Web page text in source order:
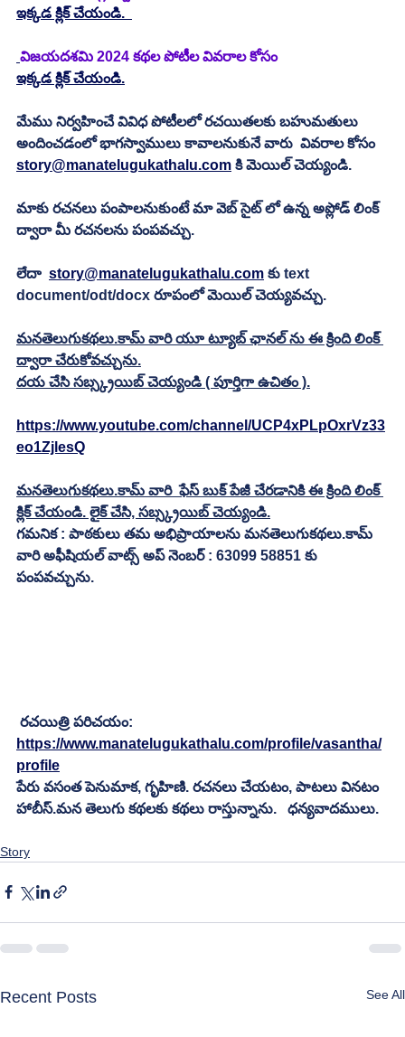
ఇక్కడ క్లిక్ చేయండి.
విజయదశమి 2024 కథల పోటీల వివరాల కోసం
ఇక్కడ క్లిక్ చేయండి.
మేము నిర్వహించే వివిధ పోటీలలో రచయితలకు బహుమతులు
అందించడంలో భాగస్వాములు కావాలనుకునే వారు  వివరాల కోసం
story@manatelugukathalu.com కి మెయిల్ చెయ్యండి.
మాకు రచనలు పంపాలనుకుంటే మా వెబ్ సైట్ లో ఉన్న అప్లోడ్ లింక్
ద్వారా మీ రచనలను పంపవచ్చు.
లేదా story@manatelugukathalu.com కు text
document/odt/docx రూపంలో మెయిల్ చెయ్యవచ్చు.
మనతెలుగుకథలు.కామ్ వారి యూ ట్యూబ్ ఛానల్ ను ఈ క్రింది లింక్
ద్వారా చేరుకోవచ్చును.
దయ చేసి సబ్స్క్రయిబ్ చెయ్యండి ( పూర్తిగా ఉచితం ).
https://www.youtube.com/channel/UCP4xPLpOxrVz33
eo1ZjlesQ
మనతెలుగుకథలు.కామ్ వారి  ఫేస్ బుక్ పేజీ చేరడానికి ఈ క్రింది లింక్
క్లిక్ చేయండి. లైక్ చేసి, సబ్స్క్రయిబ్ చెయ్యండి.
గమనిక : పాఠకులు తమ అభిప్రాయాలను మనతెలుగుకథలు.కామ్
వారి అఫీషియల్ వాట్స్ అప్ నెంబర్ : 63099 58851 కు
పంపవచ్చును.
రచయిత్రి పరిచయం:
https://www.manatelugukathalu.com/profile/vasantha/
profile
పేరు వసంత పెనుమాక, గృహిణి. రచనలు చేయటం, పాటలు వినటం
హాబీస్.మన తెలుగు కథలకు కథలు రాస్తున్నాను.   ధన్యవాదములు.
Story
Recent Posts See All